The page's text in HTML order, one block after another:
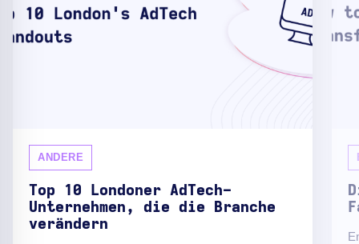
ANDERE
Top 10 Londoner AdTech-
Unternehmen, die die Branche
verändern